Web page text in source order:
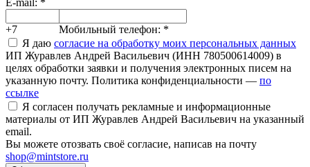
E-mail: *
+7 Мобильный телефон: *
Я даю согласие на обработку моих персональных данных
ИП Журавлев Андрей Васильевич (ИНН 780500614009) в
целях обработки заявки и получения электронных писем на
указанную почту. Политика конфиденциальности — по
ссылке
Я согласен получать рекламные и информационные
материалы от ИП Журавлев Андрей Васильевич на указанный
email.
Вы можете отозвать своё согласие, написав на почту
shop@mintstore.ru